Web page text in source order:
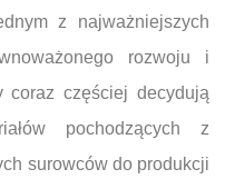
z najważniejszych
rozwoju i
coraz częściej decydują
pochodzących z
surowców do produkcji